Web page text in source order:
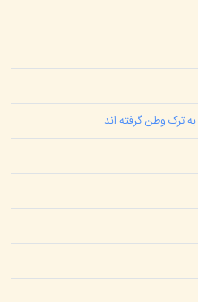
ترک وطن گرفته اند